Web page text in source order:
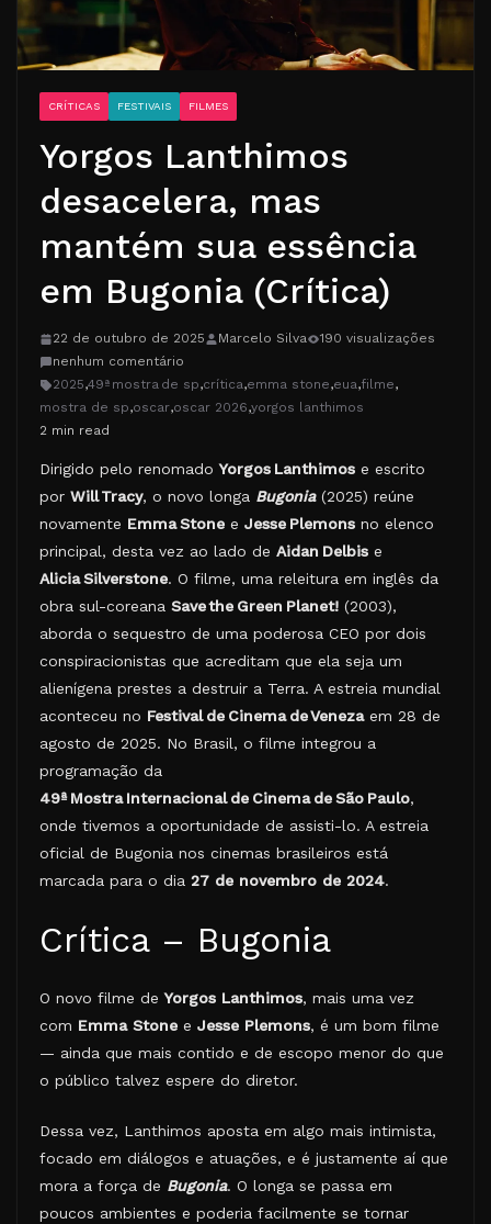
CRÍTICAS FESTIVAIS FILMES
Yorgos Lanthimos
desacelera, mas
mantém sua essência
em Bugonia (Crítica)
22 de outubro de 2025 Marcelo Silva
190 visualizações
nenhum comentário
2025,49ª mostra de sp,crítica,emma stone,eua,filme,
mostra de sp,oscar,oscar 2026,yorgos lanthimos
2 min read
Dirigido pelo renomadoYorgos Lanthimos e escrito
por Will Tracy, o novo longa Bugonia(2025) reúne
novamente Emma Stone e Jesse Plemons no elenco
principal, desta vez ao lado de Aidan Delbis e
Alicia Silverstone. O filme, uma releitura em inglês da
obra sul-coreana Save the Green Planet! (2003),
aborda o sequestro de uma poderosa CEO por dois
conspiracionistas que acreditam que ela seja um
alienígena prestes a destruir a Terra. A estreia mundial
aconteceu no Festival de Cinema de Venezaem 28 de
agosto de 2025. No Brasil, o filme integrou a
programação da
49ª Mostra Internacional de Cinema de São Paulo,
onde tivemos a oportunidade de assisti-lo. A estreia
oficial de Bugonia nos cinemas brasileiros está
marcada para o dia 27 de novembro de 2024.
Crítica – Bugonia
O novo filme deYorgos Lanthimos, mais uma vez
com Emma Stone e Jesse Plemons, é um bom filme
— ainda que mais contido e de escopo menor do que
o público talvez espere do diretor.
Dessa vez, Lanthimos aposta em algo mais intimista,
focado em diálogos e atuações, e é justamente aí que
mora a força de Bugonia. O longa se passa em
poucos ambientes e poderia facilmente se tornar